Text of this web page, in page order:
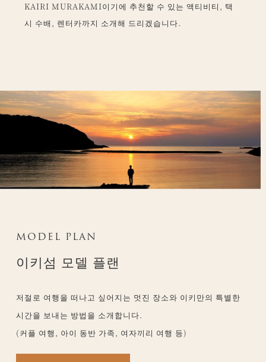
KAIRI MURAKAMI이기에 추천할 수 있는 액티비티, 택
시 수배, 렌터카까지 소개해 드리겠습니다.
MODEL PLAN
이키섬 모델 플랜
저절로 여행을 떠나고 싶어지는 멋진 장소와 이키만의 특별한
시간을 보내는 방법을 소개합니다.
(커플 여행, 아이 동반 가족, 여자끼리 여행 등)